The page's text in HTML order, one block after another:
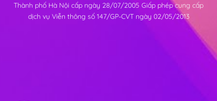
Thành phố Hà Nội cấp ngày 28/07/2005 Giấp phép cung cấp
dịch vụ Viễn thông số 147/GP-CVT ngày 02/05/2013